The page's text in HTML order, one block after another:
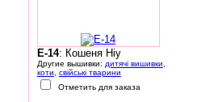
E-14: Кошеня Ніу
Другие вышивки: дитячі вишивки
коти
свійські тварини
Отметить для заказа